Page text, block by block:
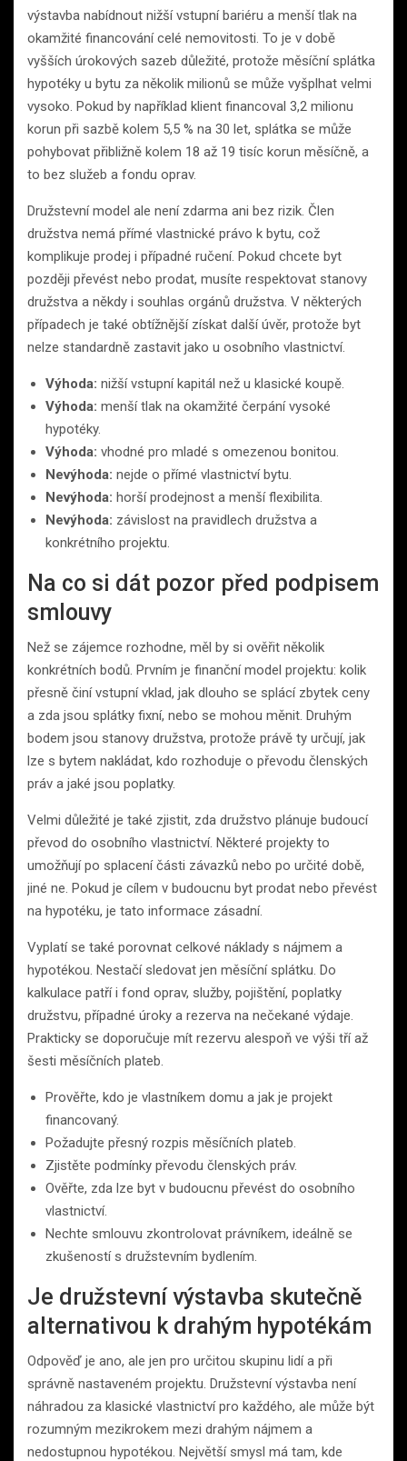
výstavba nabídnout nižší vstupní bariéru a menší tlak na
okamžité financování celé nemovitosti. To je v době
vyšších úrokových sazeb důležité, protože měsíční splátka
hypotéky u bytu za několik milionů se může vyšplhat velmi
vysoko. Pokud by například klient financoval 3,2 milionu
korun při sazbě kolem 5,5 % na 30 let, splátka se může
pohybovat přibližně kolem 18 až 19 tisíc korun měsíčně, a
to bez služeb a fondu oprav.
Družstevní model ale není zdarma ani bez rizik. Člen
družstva nemá přímé vlastnické právo k bytu, což
komplikuje prodej i případné ručení. Pokud chcete byt
později převést nebo prodat, musíte respektovat stanovy
družstva a někdy i souhlas orgánů družstva. V některých
případech je také obtížnější získat další úvěr, protože byt
nelze standardně zastavit jako u osobního vlastnictví.
Výhoda: nižší vstupní kapitál než u klasické koupě.
Výhoda: menší tlak na okamžité čerpání vysoké
hypotéky.
Výhoda: vhodné pro mladé s omezenou bonitou.
Nevýhoda: nejde o přímé vlastnictví bytu.
Nevýhoda: horší prodejnost a menší flexibilita.
Nevýhoda: závislost na pravidlech družstva a
konkrétního projektu.
Na co si dát pozor před podpisem
smlouvy
Než se zájemce rozhodne, měl by si ověřit několik
konkrétních bodů. Prvním je finanční model projektu: kolik
přesně činí vstupní vklad, jak dlouho se splácí zbytek ceny
a zda jsou splátky fixní, nebo se mohou měnit. Druhým
bodem jsou stanovy družstva, protože právě ty určují, jak
lze s bytem nakládat, kdo rozhoduje o převodu členských
práv a jaké jsou poplatky.
Velmi důležité je také zjistit, zda družstvo plánuje budoucí
převod do osobního vlastnictví. Některé projekty to
umožňují po splacení části závazků nebo po určité době,
jiné ne. Pokud je cílem v budoucnu byt prodat nebo převést
na hypotéku, je tato informace zásadní.
Vyplatí se také porovnat celkové náklady s nájmem a
hypotékou. Nestačí sledovat jen měsíční splátku. Do
kalkulace patří i fond oprav, služby, pojištění, poplatky
družstvu, případné úroky a rezerva na nečekané výdaje.
Prakticky se doporučuje mít rezervu alespoň ve výši tří až
šesti měsíčních plateb.
Prověřte, kdo je vlastníkem domu a jak je projekt
financovaný.
Požadujte přesný rozpis měsíčních plateb.
Zjistěte podmínky převodu členských práv.
Ověřte, zda lze byt v budoucnu převést do osobního
vlastnictví.
Nechte smlouvu zkontrolovat právníkem, ideálně se
zkušeností s družstevním bydlením.
Je družstevní výstavba skutečně
alternativou k drahým hypotékám
Odpověď je ano, ale jen pro určitou skupinu lidí a při
správně nastaveném projektu. Družstevní výstavba není
náhradou za klasické vlastnictví pro každého, ale může být
rozumným mezikrokem mezi drahým nájmem a
nedostupnou hypotékou. Největší smysl má tam, kde